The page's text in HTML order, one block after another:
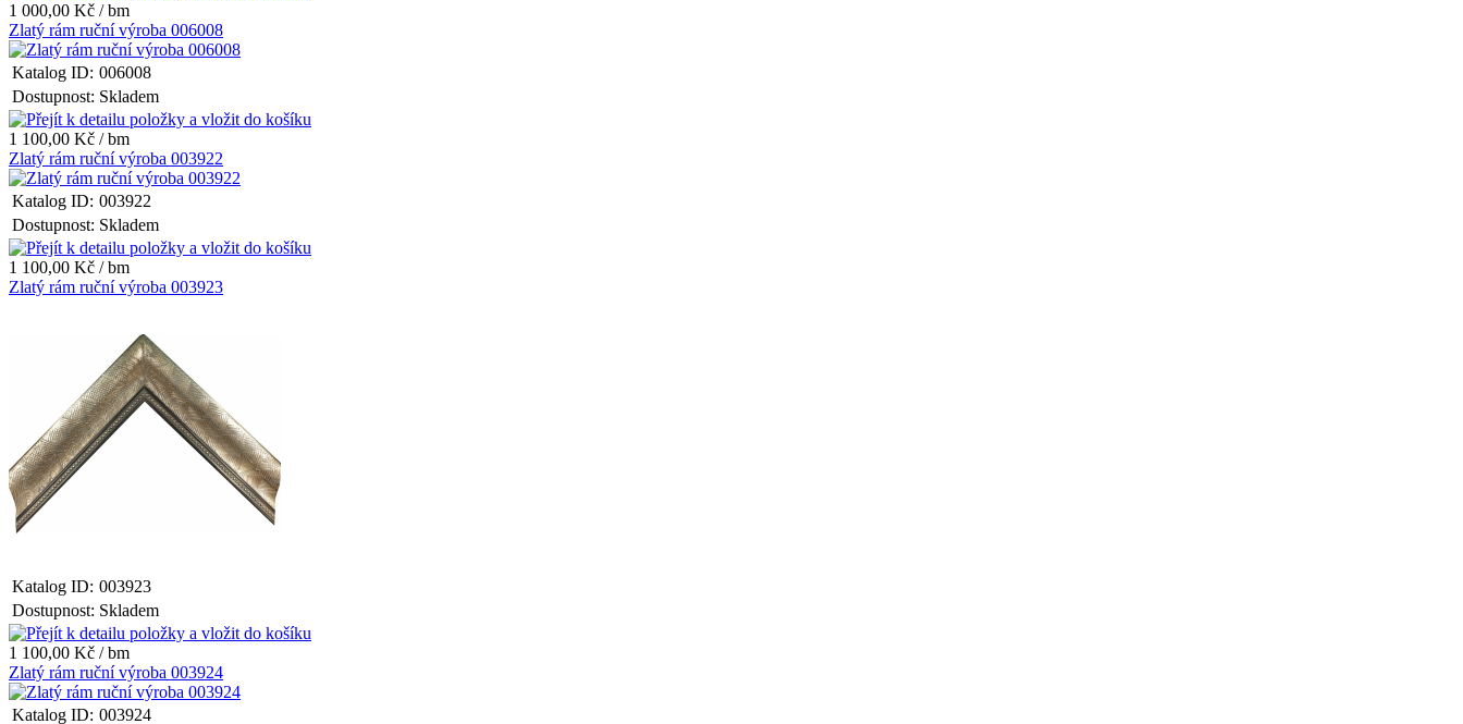
1 000,00 Kč / bm
Zlatý rám ruční výroba 006008
Katalog ID: 006008
Dostupnost: Skladem
1 100,00 Kč / bm
Zlatý rám ruční výroba 003922
Katalog ID: 003922
Dostupnost: Skladem
1 100,00 Kč / bm
Zlatý rám ruční výroba 003923
Katalog ID: 003923
Dostupnost: Skladem
1 100,00 Kč / bm
Zlatý rám ruční výroba 003924
Katalog ID: 003924